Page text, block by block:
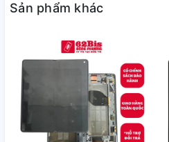
Sản phẩm khác